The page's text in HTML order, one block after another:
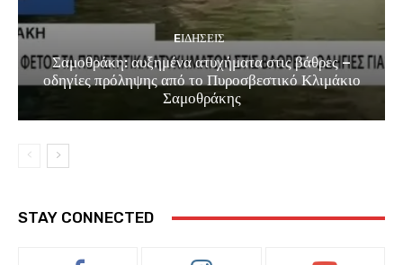
EΙΔΗΣΕΙΣ
Σαμοθράκη: αυξημένα ατυχήματα στις βάθρες –
οδηγίες πρόληψης από το Πυροσβεστικό Κλιμάκιο
Σαμοθράκης
STAY CONNECTED